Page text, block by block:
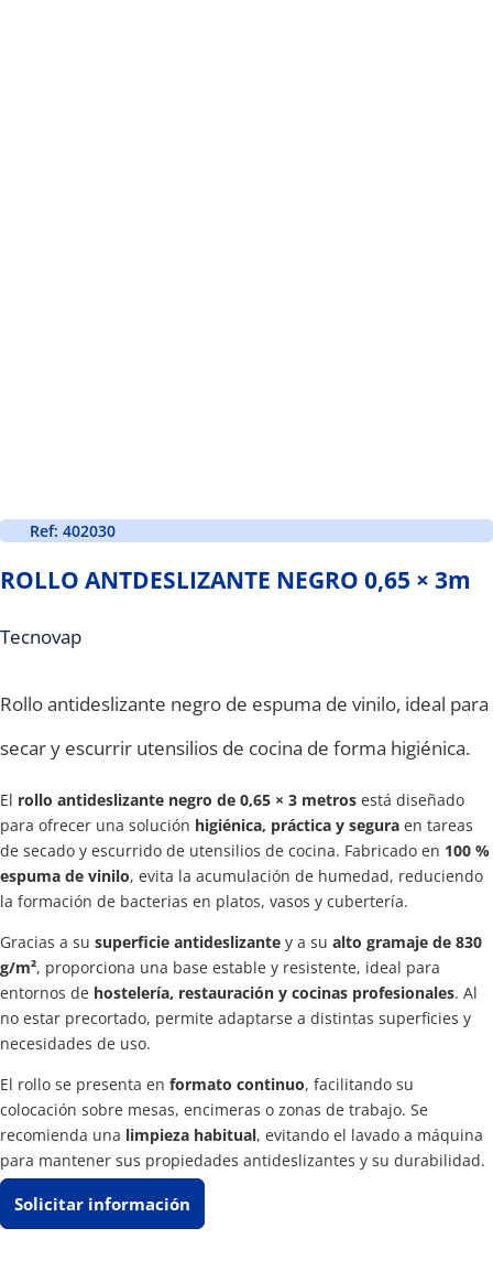
Ref: 402030
ROLLO ANTDESLIZANTE NEGRO 0,65 × 3m
Tecnovap
Rollo antideslizante negro de espuma de vinilo, ideal para
secar y escurrir utensilios de cocina de forma higiénica.
El rollo antideslizante negro de 0,65 × 3 metros está diseñado
para ofrecer una solución higiénica, práctica y segura en tareas
de secado y escurrido de utensilios de cocina. Fabricado en 100 %
espuma de vinilo, evita la acumulación de humedad, reduciendo
la formación de bacterias en platos, vasos y cubertería.
Gracias a su superficie antideslizante y a su alto gramaje de 830
g/m², proporciona una base estable y resistente, ideal para
entornos de hostelería, restauración y cocinas profesionales. Al
no estar precortado, permite adaptarse a distintas superficies y
necesidades de uso.
El rollo se presenta en formato continuo, facilitando su
colocación sobre mesas, encimeras o zonas de trabajo. Se
recomienda una limpieza habitual, evitando el lavado a máquina
para mantener sus propiedades antideslizantes y su durabilidad.
Solicitar información